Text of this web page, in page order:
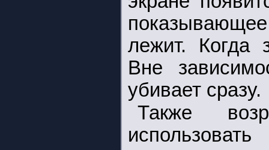
лежит. Когда
Вне
убивает сразу.
Также